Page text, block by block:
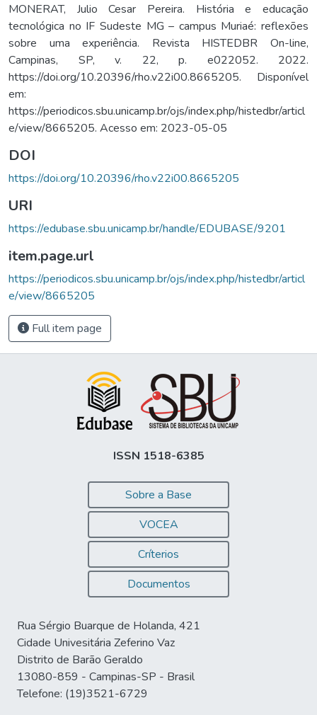
MONERAT, Julio Cesar Pereira. História e educação
tecnológica no IF Sudeste MG – campus Muriaé: reflexões
sobre uma experiência. Revista HISTEDBR On-line,
Campinas, SP, v. 22, p. e022052. 2022.
https://doi.org/10.20396/rho.v22i00.8665205. Disponível
em:
https://periodicos.sbu.unicamp.br/ojs/index.php/histedbr/articl
e/view/8665205. Acesso em: 2023-05-05
DOI
https://doi.org/10.20396/rho.v22i00.8665205
URI
https://edubase.sbu.unicamp.br/handle/EDUBASE/9201
item.page.url
https://periodicos.sbu.unicamp.br/ojs/index.php/histedbr/articl
e/view/8665205
Full item page
ISSN 1518-6385
Sobre a Base
VOCEA
Críterios
Documentos
Rua Sérgio Buarque de Holanda, 421
Cidade Univesitária Zeferino Vaz
Distrito de Barão Geraldo
13080-859 - Campinas-SP - Brasil
Telefone: (19)3521-6729